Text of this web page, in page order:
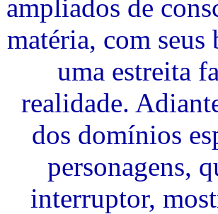
ampliados de
matéria, com seus
uma estreita
realidade.
dos domínios
personagens,
interruptor,